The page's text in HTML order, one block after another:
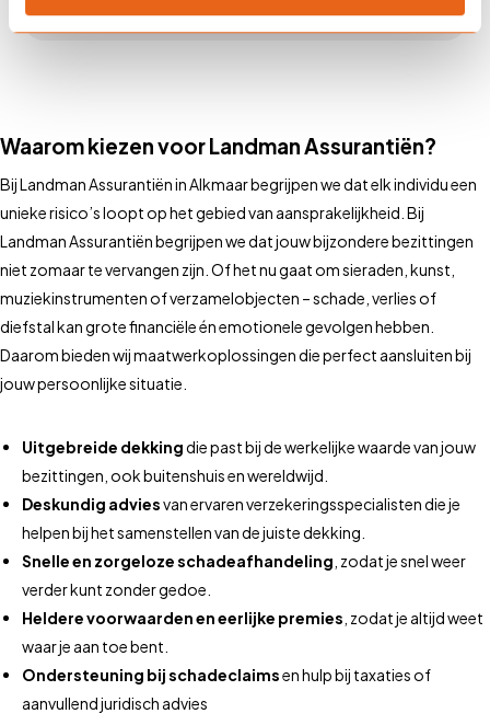
Waarom kiezen voor Landman Assurantiën?
Bij Landman Assurantiën in Alkmaar begrijpen we dat elk individu een
unieke risico’s loopt op het gebied van aansprakelijkheid. Bij
Landman Assurantiën begrijpen we dat jouw bijzondere bezittingen
niet zomaar te vervangen zijn. Of het nu gaat om sieraden, kunst,
muziekinstrumenten of verzamelobjecten – schade, verlies of
diefstal kan grote financiële én emotionele gevolgen hebben.
Daarom bieden wij maatwerkoplossingen die perfect aansluiten bij
jouw persoonlijke situatie.
Uitgebreide dekkingdie past bij de werkelijke waarde van jouw
bezittingen, ook buitenshuis en wereldwijd.
Deskundig adviesvan ervaren verzekeringsspecialisten die je
helpen bij het samenstellen van de juiste dekking.
Snelle en zorgeloze schadeafhandeling , zodat je snel weer
verder kunt zonder gedoe.
Heldere voorwaarden en eerlijke premies , zodat je altijd weet
waar je aan toe bent.
Ondersteuning bij schadeclaimsen hulp bij taxaties of
aanvullend juridisch advies